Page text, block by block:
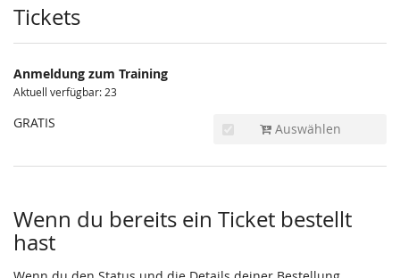
Produkte
Tickets
Anmeldung zum Training
Aktuell verfügbar: 23
GRATIS Auswählen
Wenn du bereits ein Ticket bestellt
hast